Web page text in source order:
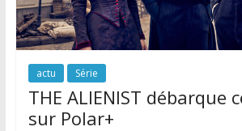
actu Série
THE ALIENIST débarque
sur Polar+